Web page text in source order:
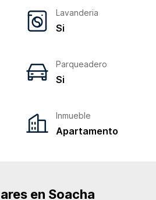
Lavanderia
Si
Parqueadero
Si
Inmueble
Apartamento
en Soacha